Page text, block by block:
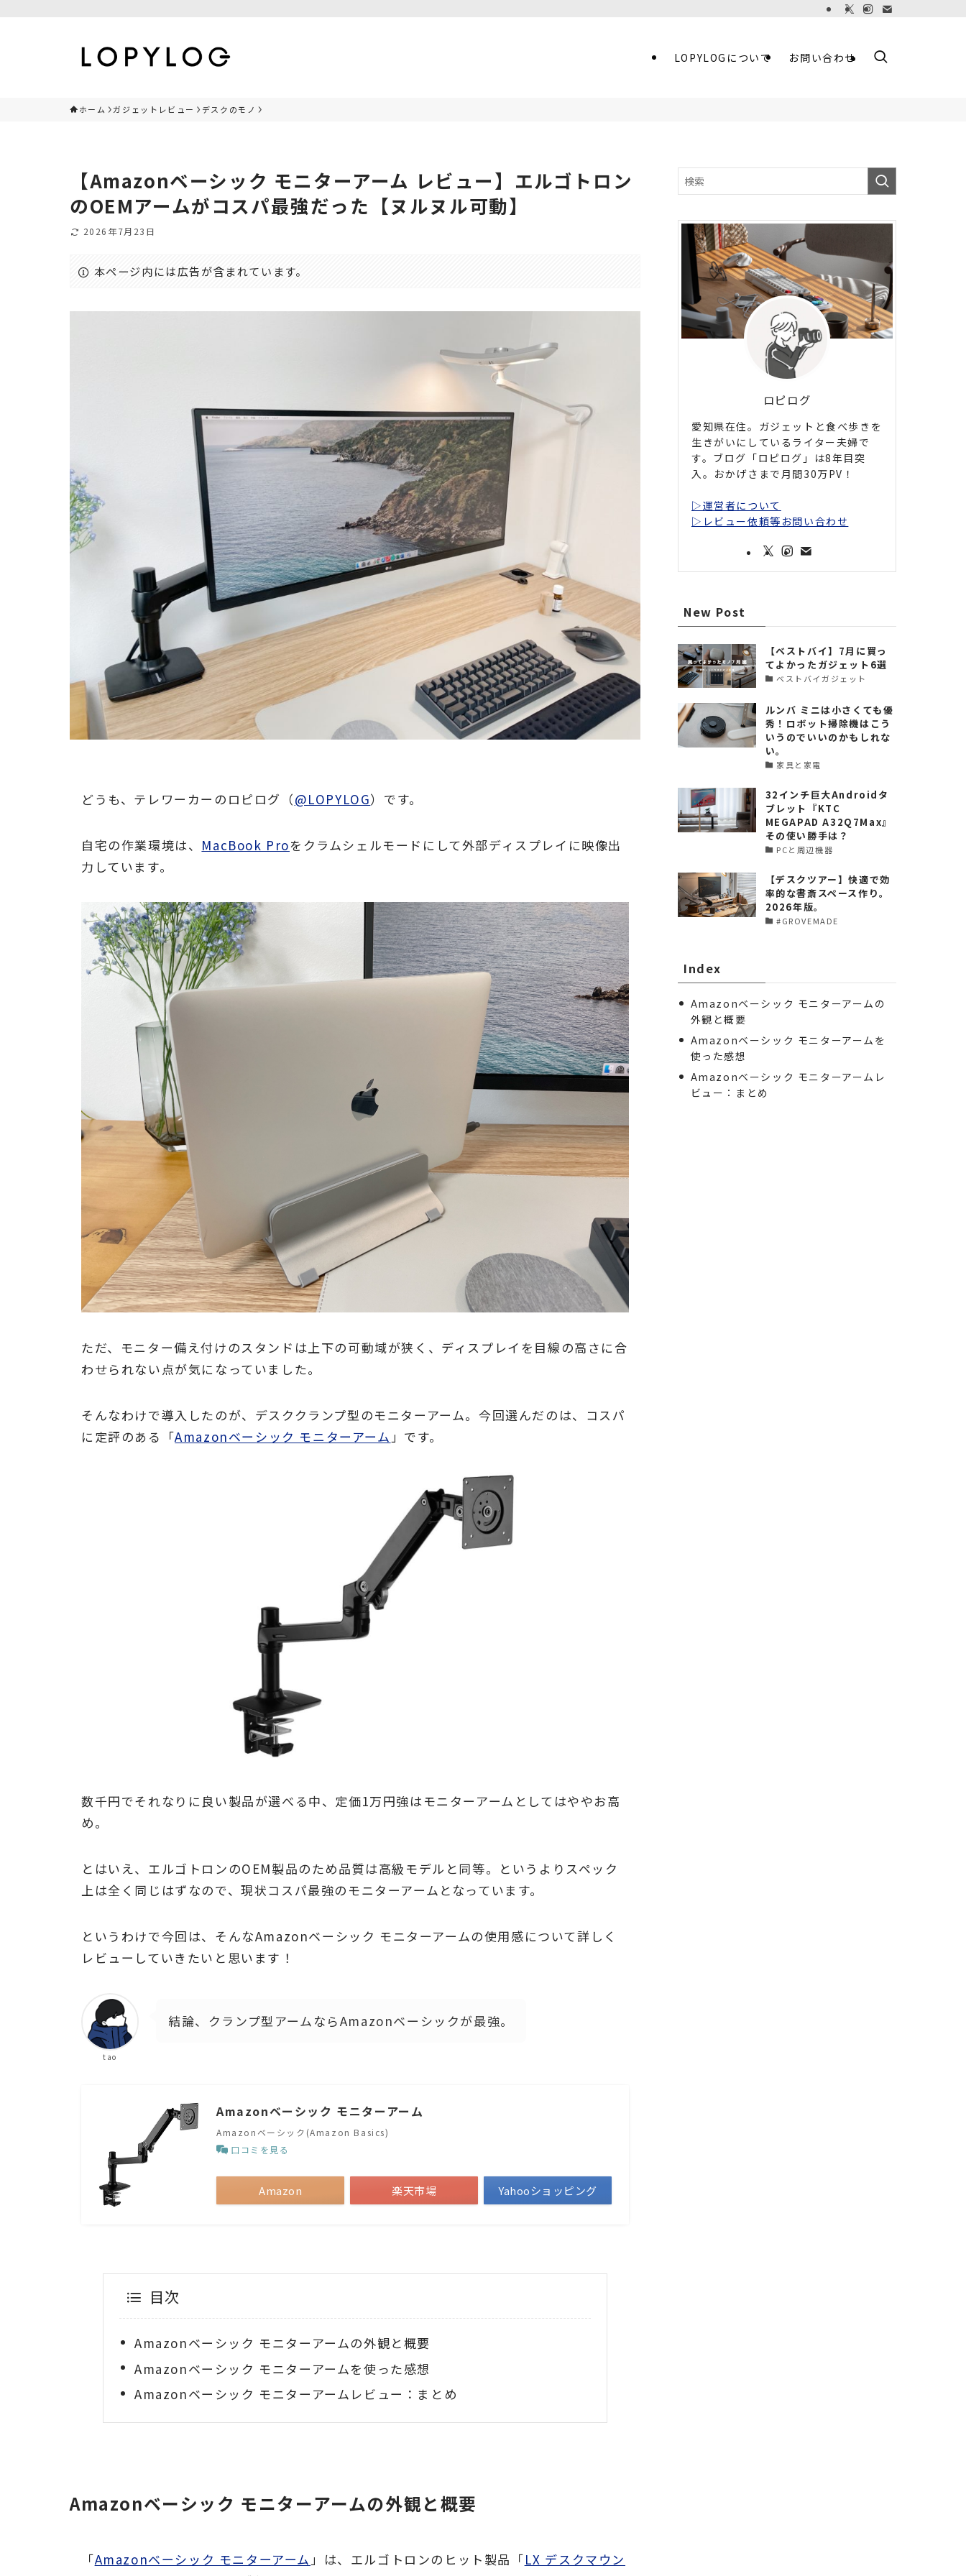
LOPYLOGについて お問い合わせ
ホーム ガジェットレビュー デスクのモノ
【Amazonベーシック モニターアーム レビュー】エルゴトロン
のOEMアームがコスパ最強だった【ヌルヌル可動】
2026年7月23日
本ページ内には広告が含まれています。
どうも、テレワーカーのロピログ（@LOPYLOG）です。
自宅の作業環境は、 MacBook Proをクラムシェルモードにして外部ディスプレイに映像出
力しています。
ただ、モニター備え付けのスタンドは上下の可動域が狭く、ディスプレイを目線の高さに合
わせられない点が気になっていました。
そんなわけで導入したのが、デスククランプ型のモニターアーム。今回選んだのは、コスパ
に定評のある「Amazonベーシック モニターアーム」です。
数千円でそれなりに良い製品が選べる中、定価1万円強はモニターアームとしてはややお高
め。
とはいえ、エルゴトロンのOEM製品のため品質は高級モデルと同等。というよりスペック
上は全く同じはずなので、現状コスパ最強のモニターアームとなっています。
というわけで今回は、そんなAmazonベーシック モニターアームの使用感について詳しく
レビューしていきたいと思います！
tao
結論、クランプ型アームならAmazonベーシックが最強。
Amazonベーシック モニターアーム
Amazonベーシック(Amazon Basics)
口コミを見る
Amazon 楽天市場 Yahooショッピング
目次
Amazonベーシック モニターアームの外観と概要
Amazonベーシック モニターアームを使った感想
Amazonベーシック モニターアームレビュー：まとめ
Amazonベーシック モニターアームの外観と概要
「Amazonベーシック モニターアーム」は、エルゴトロンのヒット製品「LX デスクマウン
ロピログ
愛知県在住。ガジェットと食べ歩きを
生きがいにしているライター夫婦で
す。ブログ「ロピログ」は8年目突
入。おかげさまで月間30万PV！
▷運営者について
▷レビュー依頼等お問い合わせ
New Post
【ベストバイ】7月に買っ
てよかったガジェット6選
ベストバイガジェット
ルンバ ミニは小さくても優
秀！ロボット掃除機はこう
いうのでいいのかもしれな
い。
家具と家電
32インチ巨大Androidタ
ブレット『KTC
MEGAPAD A32Q7Max』
その使い勝手は？
PCと周辺機器
【デスクツアー】快適で効
率的な書斎スペース作り。
2026年版。
#GROVEMADE
Index
Amazonベーシック モニターアームの
外観と概要
Amazonベーシック モニターアームを
使った感想
Amazonベーシック モニターアームレ
ビュー：まとめ